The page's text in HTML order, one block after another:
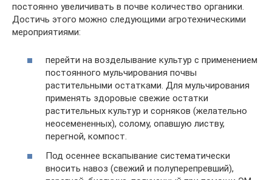
постоянно увеличивать в почве количество органики.
Достичь этого можно следующими агротехническими
мероприятиями:
перейти на возделывание культур с применением
постоянного мульчирования почвы
растительными остатками. Для мульчирования
применять здоровые свежие остатки
растительных культур и сорняков (желательно
неосемененных), солому, опавшую листву,
перегной, компост.
Под осеннее вскапывание систематически
вносить навоз (свежий и полуперепревший),